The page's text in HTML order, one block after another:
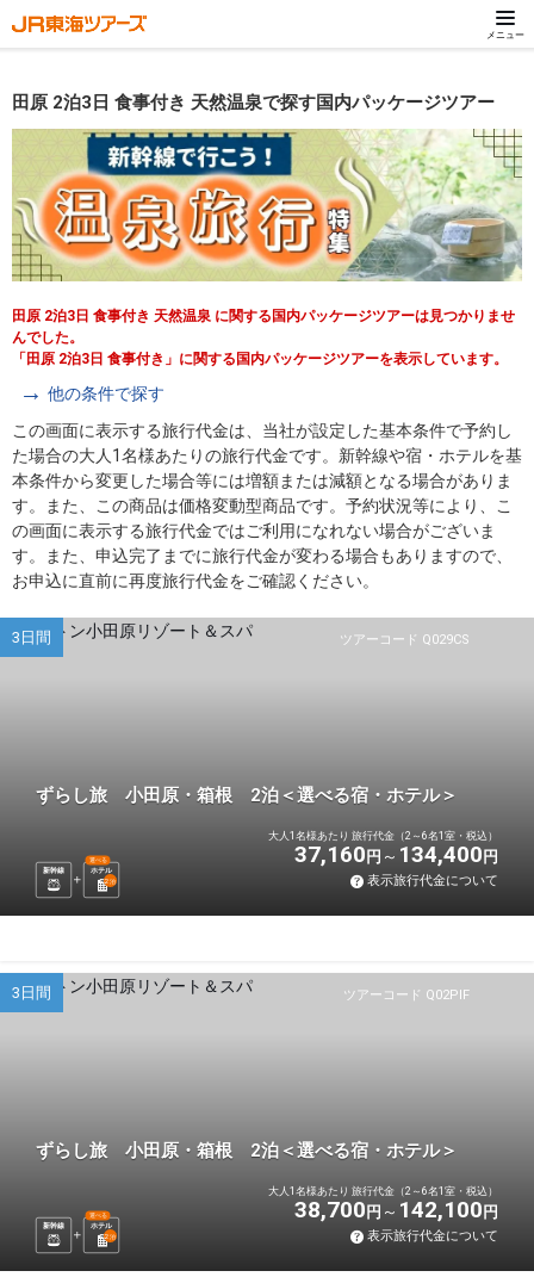
メニュー
田原 2泊3日 食事付き 天然温泉で探す国内パッケージツアー
田原 2泊3日 食事付き 天然温泉 に関する国内パッケージツアーは見つかりませ
んでした。
「田原 2泊3日 食事付き」に関する国内パッケージツアーを表示しています。
他の条件で探す
この画面に表示する旅行代金は、当社が設定した基本条件で予約し
た場合の大人1名様あたりの旅行代金です。新幹線や宿・ホテルを基
本条件から変更した場合等には増額または減額となる場合がありま
す。また、この商品は価格変動型商品です。予約状況等により、こ
の画面に表示する旅行代金ではご利用になれない場合がございま
す。また、申込完了までに旅行代金が変わる場合もありますので、
お申込に直前に再度旅行代金をご確認ください。
ツアーコード Q029CS
3日間
ずらし旅 小田原・箱根 2泊＜選べる宿・ホテル＞
新幹線 ホテル
選べる
2泊
大人1名様あたり 旅行代金（2～6名1室・税込）
37,160 円 134,400 円
表示旅行代金について
ツアーコード Q02PIF
3日間
ずらし旅 小田原・箱根 2泊＜選べる宿・ホテル＞
新幹線 ホテル
選べる
2泊
大人1名様あたり 旅行代金（2～6名1室・税込）
38,700 円 142,100 円
表示旅行代金について